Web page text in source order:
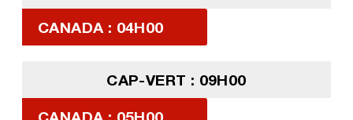
CANADA : 04H00
CAP-VERT : 09H00
CANADA : 05H00